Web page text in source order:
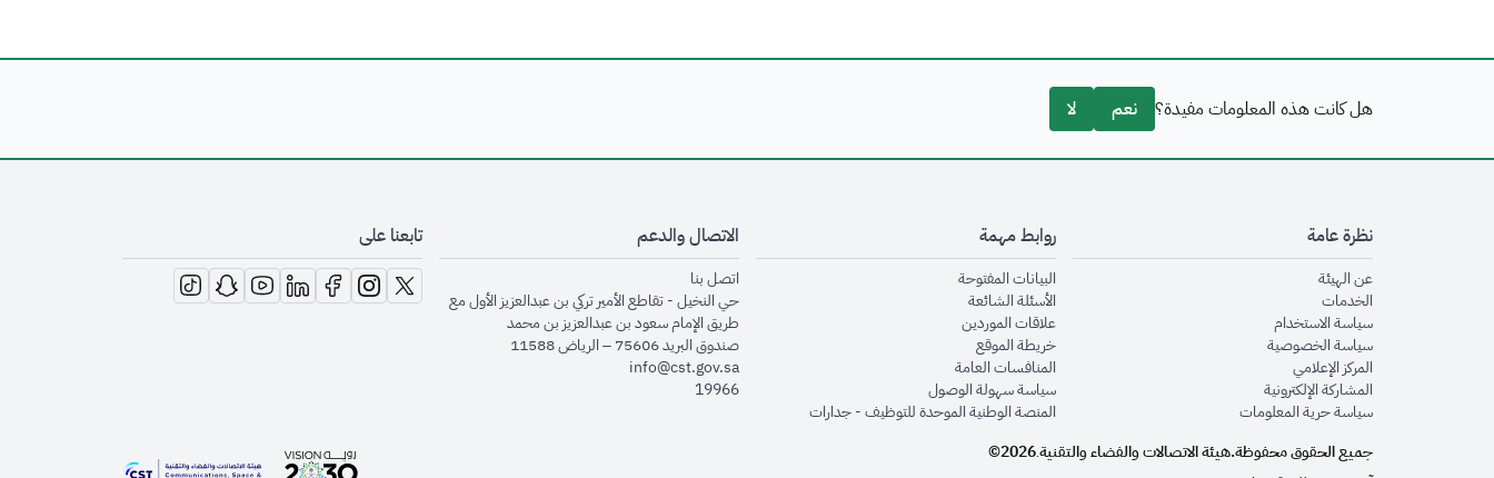
هل كانت هذه المعلومات مفيدة؟ نعم لا
نظرة عامة
عن الهيئةopens in new window
الخدماتopens in new window
سياسة الاستخدام
سياسة الخصوصيةopens in new window
المركز الإعلاميopens in new window
المشاركة الإلكترونيةopens in new window
سياسة حرية المعلوماتopens in new window
روابط مهمة
البيانات المفتوحةopens in new window
الأسئلة الشائعةopens in new window
علاقات الموردينopens in new window
خريطة الموقعopens in new window
المنافسات العامةopens in new window
سياسة سهولة الوصولopens in new window
المنصة الوطنية الموحدة للتوظيف - جداراتopens in new window
الاتصال والدعم
اتصل بنا
حي النخيل - تقاطع الأمير تركي بن عبدالعزيز الأول مع
طريق الإمام سعود بن عبدالعزيز بن محمد
صندوق البريد 75606 – الرياض 11588
info@cst.gov.sa
19966
تابعنا على
opens in new window
opens in new window
opens in new window
opens in new window
opens in new window
opens in new window
opens in new window
جميع الحقوق محفوظة.هيئة الاتصالات والفضاء والتقنية.
2026©